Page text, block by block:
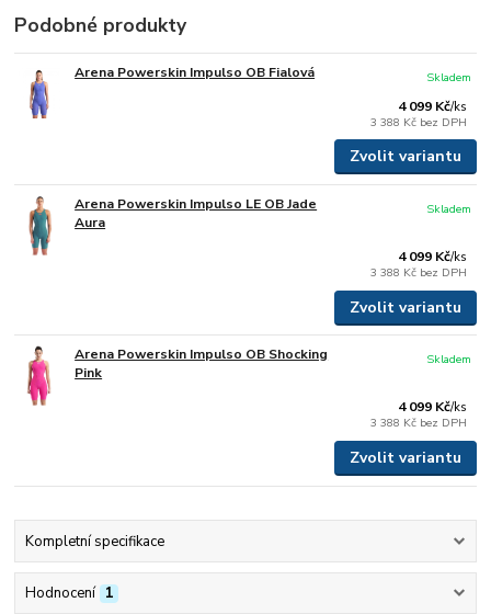
Podobné produkty
Arena Powerskin Impulso OB Fialová
4 099 Kč/ks
3 388 Kč bez DPH
Skladem
Zvolit variantu
Arena Powerskin Impulso LE OB Jade
Aura
4 099 Kč/ks
3 388 Kč bez DPH
Skladem
Zvolit variantu
Arena Powerskin Impulso OB Shocking
Pink
4 099 Kč/ks
3 388 Kč bez DPH
Skladem
Zvolit variantu
Kompletní specifikace
Hodnocení 1